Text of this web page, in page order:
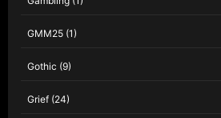
GMM25 (1)
Gothic (9)
Grief (24)